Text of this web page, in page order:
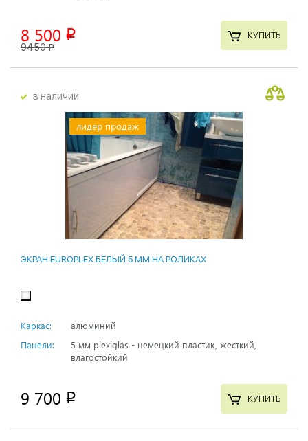
8 500 p
9450p
КУПИТЬ
в наличии
лидер продаж
ЭКРАН EUROPLEX БЕЛЫЙ 5 ММ НА РОЛИКАХ
Каркас:
алюминий
Панели:
5 мм plexiglas - немецкий пластик, жесткий,
влагостойкий
9 700 p КУПИТЬ